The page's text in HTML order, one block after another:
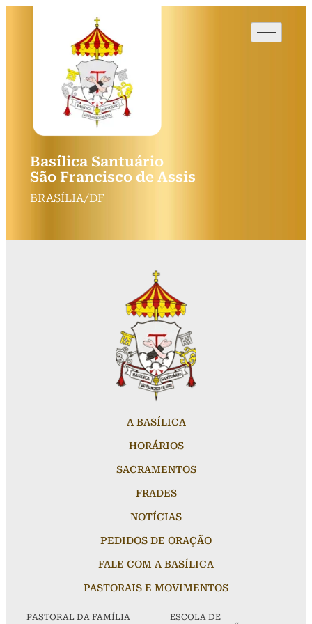
Basílica Santuário
São Francisco de Assis
BRASÍLIA/DF
A BASÍLICA
HORÁRIOS
SACRAMENTOS
FRADES
NOTÍCIAS
PEDIDOS DE ORAÇÃO
FALE COM A BASÍLICA
PASTORAIS E MOVIMENTOS
PASTORAL DA FAMÍLIA
ESCOLA DE